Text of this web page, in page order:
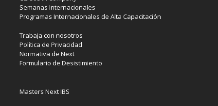
Semanas Internacionales
Programas Internacionales de Alta Capacitación
Trabaja con nosotros
Política de Privacidad
Normativa de Next
Formulario de Desistimiento
Masters Next IBS